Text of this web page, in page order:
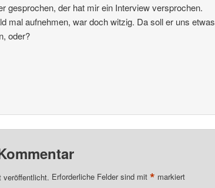
gesprochen, der hat mir ein Interview versprochen.
mal aufnehmen, war doch witzig. Da soll er uns etwas
oder?
veröffentlicht. Erforderliche Felder sind mit * markiert